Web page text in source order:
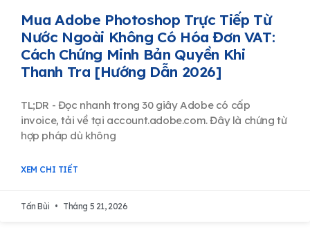
Mua Adobe Photoshop Trực Tiếp Từ
Nước Ngoài Không Có Hóa Đơn VAT:
Cách Chứng Minh Bản Quyền Khi
Thanh Tra [Hướng Dẫn 2026]
TL;DR - Đọc nhanh trong 30 giây Adobe có cấp
invoice, tải về tại account.adobe.com. Đây là chứng từ
hợp pháp dù không
XEM CHI TIẾT
Tấn Bùi Tháng 5 21, 2026